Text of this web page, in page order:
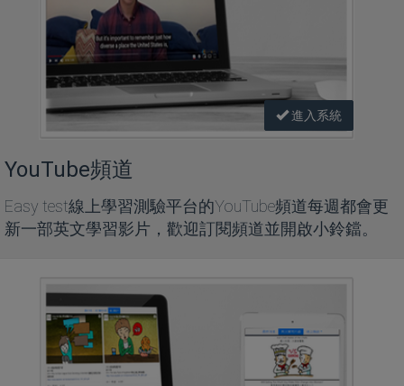
進入系統
YouTube頻道
Easy test線上學習測驗平台的YouTube頻道每週都會更
新一部英文學習影片，歡迎訂閱頻道並開啟小鈴鐺。